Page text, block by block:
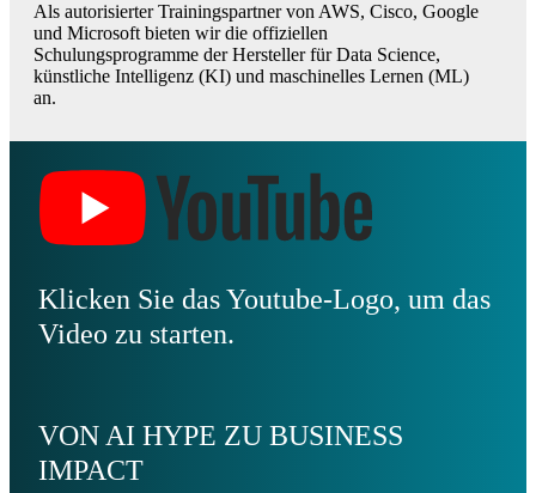
Als autorisierter Trainingspartner von AWS, Cisco, Google
und Microsoft bieten wir die offiziellen
Schulungsprogramme der Hersteller für Data Science,
künstliche Intelligenz (KI) und maschinelles Lernen (ML)
an.
Klicken Sie das Youtube-Logo, um das
Video zu starten.
VON AI HYPE ZU BUSINESS
IMPACT